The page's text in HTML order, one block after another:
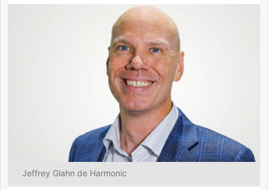
Jeffrey Glahn de Harmonic